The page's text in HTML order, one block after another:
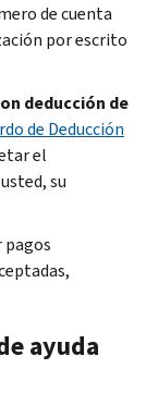
de cuenta
por escrito
deducción de
de Deducción
el
su
pagos
ayuda